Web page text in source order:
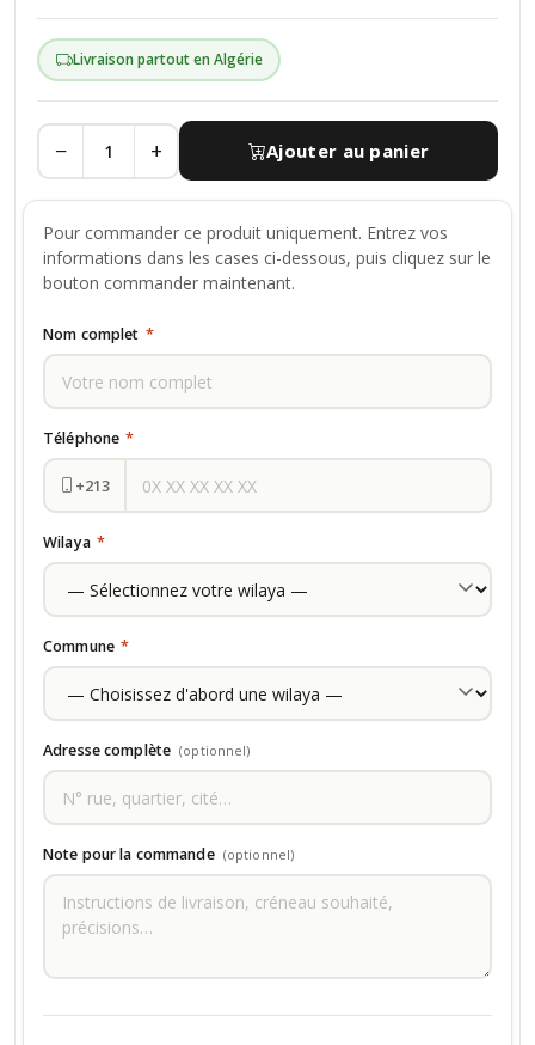
Livraison partout en Algérie
− + Ajouter au panier
Pour commander ce produit uniquement. Entrez vos
informations dans les cases ci-dessous, puis cliquez sur le
bouton commander maintenant.
Nom complet *
Téléphone *
+213
Wilaya *
Commune *
Adresse complète (optionnel)
Note pour la commande (optionnel)